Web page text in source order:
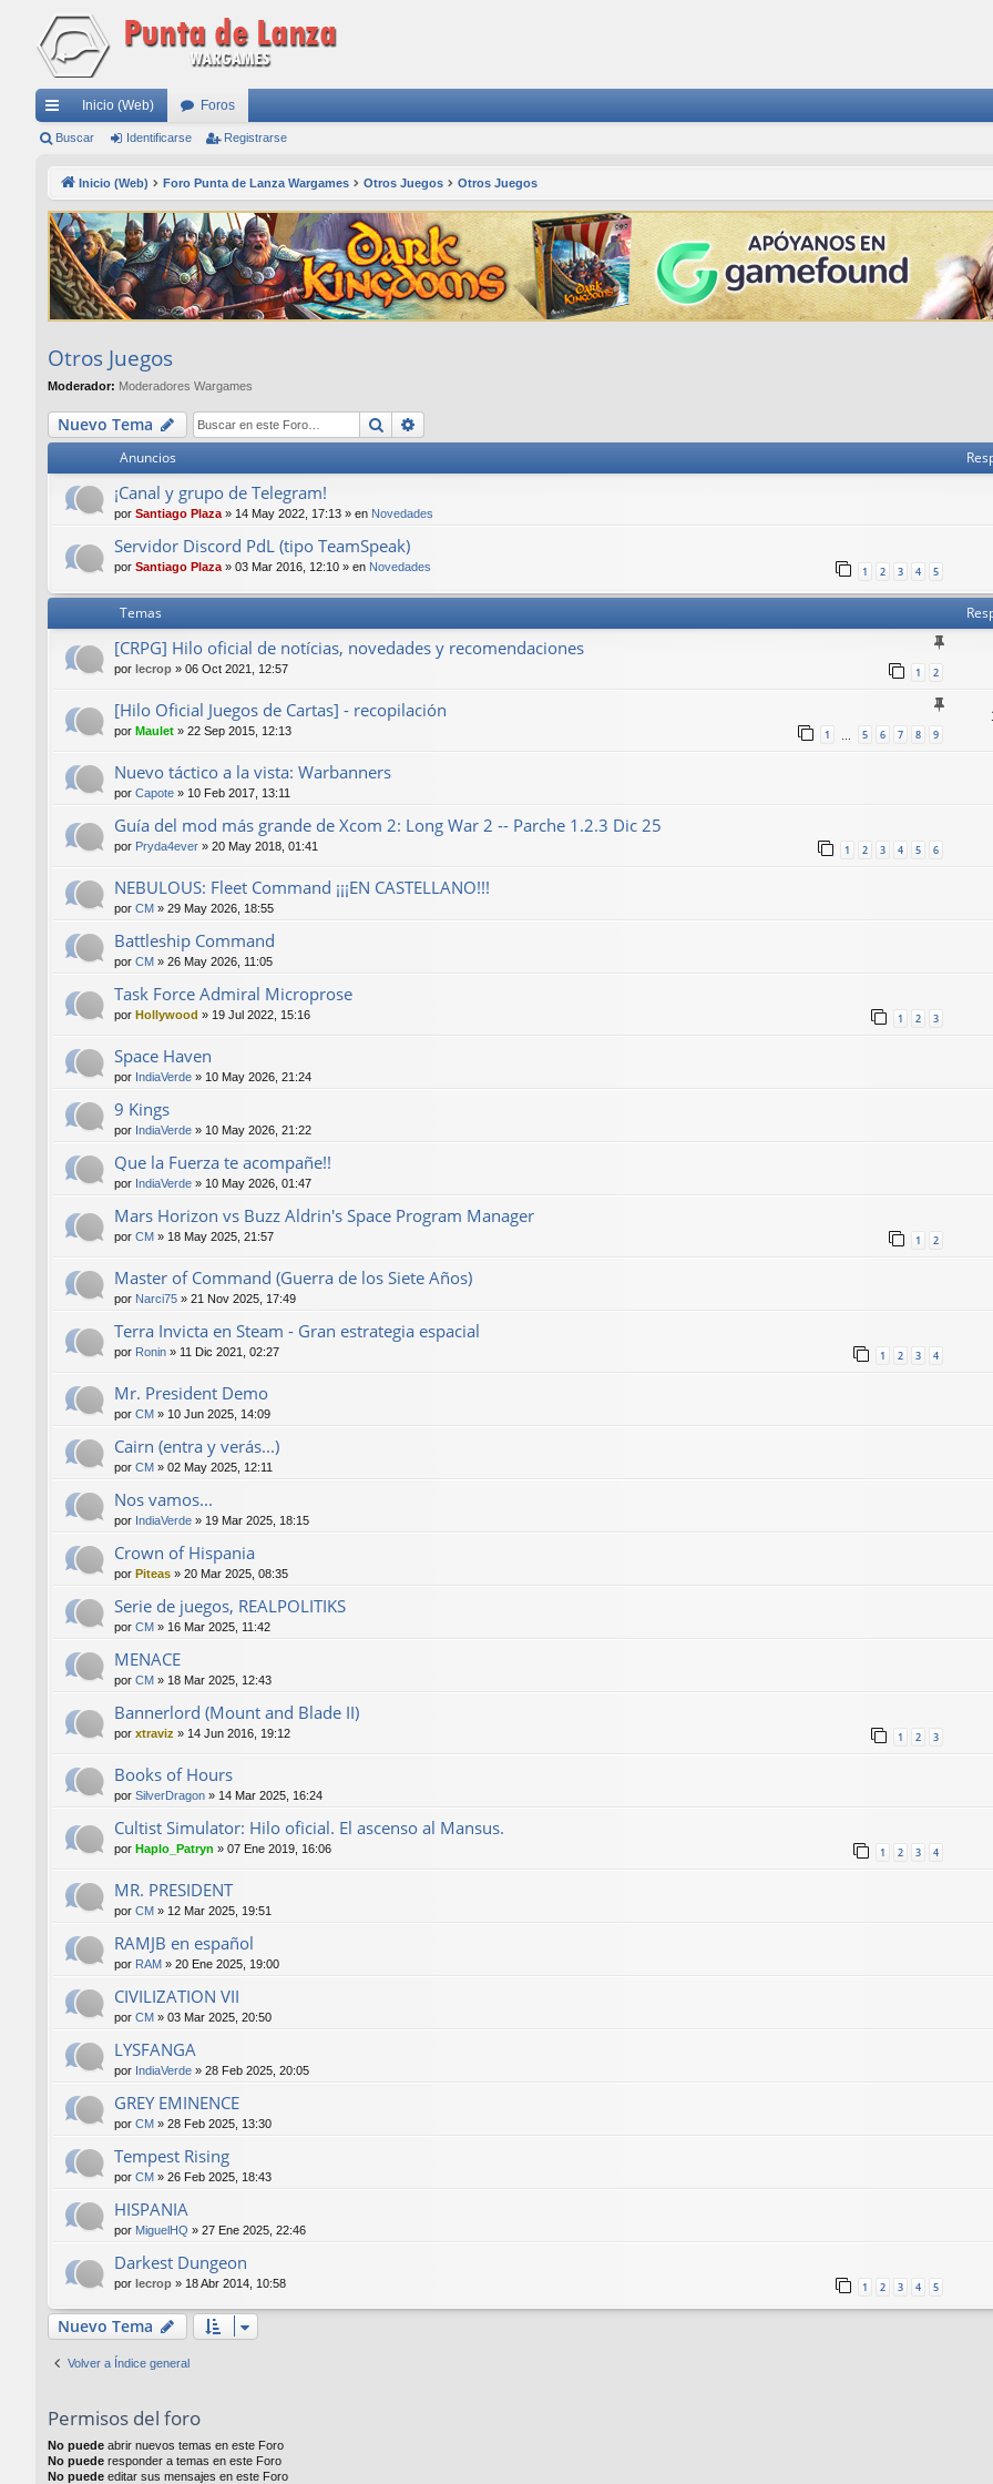
nl
rá
pi
do
Inicio (Web) Foros
Buscar Identificarse Registrarse
Inicio (Web) Foro Punta de Lanza Wargames Otros Juegos Otros Juegos
Otros Juegos
Moderador: Moderadores Wargames
Nuevo Tema Buscar
Anuncios
¡Canal y grupo de Telegram!
por Santiago Plaza» 14 May 2022, 17:13 » en Novedades
Servidor Discord PdL (tipo TeamSpeak)
por Santiago Plaza» 03 Mar 2016, 12:10 » en Novedades 1 2 3 4 5
Temas
[CRPG] Hilo oficial de notícias, novedades y recomendaciones
por lecrop » 06 Oct 2021, 12:57 1 2
[Hilo Oficial Juegos de Cartas] - recopilación
por Maulet » 22 Sep 2015, 12:13 1 5 6 7 8 9
Nuevo táctico a la vista: Warbanners
por Capote » 10 Feb 2017, 13:11
Guía del mod más grande de Xcom 2: Long War 2 -- Parche 1.2.3 Dic 25
por Pryda4ever » 20 May 2018, 01:41 1 2 3 4 5 6
NEBULOUS: Fleet Command ¡¡¡EN CASTELLANO!!!
por CM » 29 May 2026, 18:55
Battleship Command
por CM » 26 May 2026, 11:05
Task Force Admiral Microprose
por Hollywood » 19 Jul 2022, 15:16 1 2 3
Space Haven
por IndiaVerde » 10 May 2026, 21:24
9 Kings
por IndiaVerde » 10 May 2026, 21:22
Que la Fuerza te acompañe!!
por IndiaVerde » 10 May 2026, 01:47
Mars Horizon vs Buzz Aldrin's Space Program Manager
por CM » 18 May 2025, 21:57 1 2
Master of Command (Guerra de los Siete Años)
por Narci75 » 21 Nov 2025, 17:49
Terra Invicta en Steam - Gran estrategia espacial
por Ronin » 11 Dic 2021, 02:27 1 2 3 4
Mr. President Demo
por CM » 10 Jun 2025, 14:09
Cairn (entra y verás...)
por CM » 02 May 2025, 12:11
Nos vamos...
por IndiaVerde » 19 Mar 2025, 18:15
Crown of Hispania
por Piteas » 20 Mar 2025, 08:35
Serie de juegos, REALPOLITIKS
por CM » 16 Mar 2025, 11:42
MENACE
por CM » 18 Mar 2025, 12:43
Bannerlord (Mount and Blade II)
por xtraviz » 14 Jun 2016, 19:12 1 2 3
Books of Hours
por SilverDragon » 14 Mar 2025, 16:24
Cultist Simulator: Hilo oficial. El ascenso al Mansus.
por Haplo_Patryn » 07 Ene 2019, 16:06 1 2 3 4
MR. PRESIDENT
por CM » 12 Mar 2025, 19:51
RAMJB en español
por RAM » 20 Ene 2025, 19:00
CIVILIZATION VII
por CM » 03 Mar 2025, 20:50
LYSFANGA
por IndiaVerde » 28 Feb 2025, 20:05
GREY EMINENCE
por CM » 28 Feb 2025, 13:30
Tempest Rising
por CM » 26 Feb 2025, 18:43
HISPANIA
por MiguelHQ » 27 Ene 2025, 22:46
Darkest Dungeon
por lecrop » 18 Abr 2014, 10:58 1 2 3 4 5
Nuevo Tema
Volver a Índice general
Permisos del foro
No puede abrir nuevos temas en este Foro
No puede responder a temas en este Foro
No puede editar sus mensajes en este Foro